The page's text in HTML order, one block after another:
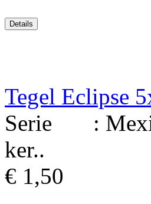
Tegel Eclipse
Serie :
ker..
€ 1,50